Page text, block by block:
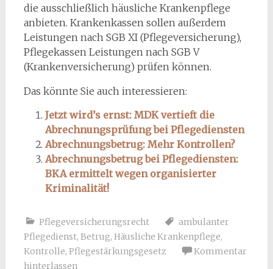
die ausschließlich häusliche Krankenpflege
anbieten. Krankenkassen sollen außerdem
Leistungen nach SGB XI (Pflegeversicherung),
Pflegekassen Leistungen nach SGB V
(Krankenversicherung) prüfen können.
Das könnte Sie auch interessieren:
Jetzt wird’s ernst: MDK vertieft die
Abrechnungsprüfung bei Pflegediensten
Abrechnungsbetrug: Mehr Kontrollen?
Abrechnungsbetrug bei Pflegediensten:
BKA ermittelt wegen organisierter
Kriminalität!
Pflegeversicherungsrecht
ambulanter
Pflegedienst, Betrug, Häusliche Krankenpflege,
Kontrolle, Pflegestärkungsgesetz
Kommentar
hinterlassen